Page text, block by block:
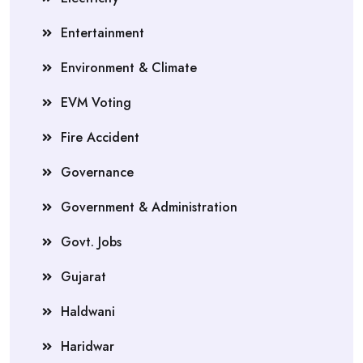
Entertainment
Environment & Climate
EVM Voting
Fire Accident
Governance
Government & Administration
Govt. Jobs
Gujarat
Haldwani
Haridwar